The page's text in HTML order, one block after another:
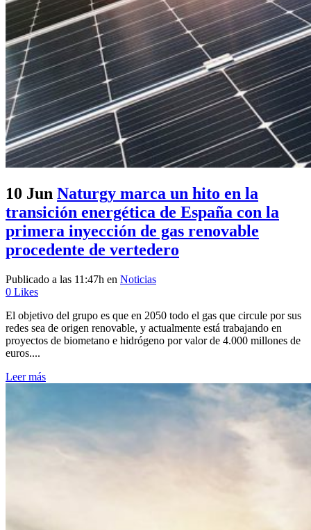
10 Jun Naturgy marca un hito en la
transición energética de España con la
primera inyección de gas renovable
procedente de vertedero
Publicado a las 11:47h en Noticias
0 Likes
El objetivo del grupo es que en 2050 todo el gas que circule por sus
redes sea de origen renovable, y actualmente está trabajando en
proyectos de biometano e hidrógeno por valor de 4.000 millones de
euros....
Leer más